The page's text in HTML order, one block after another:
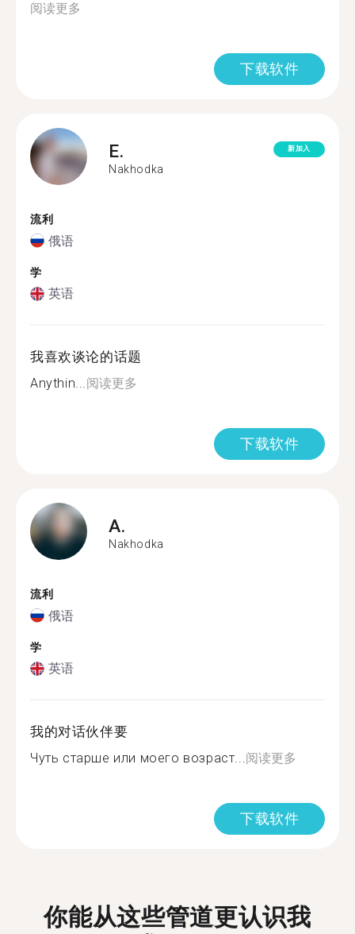
阅读更多
下载软件
E.
Nakhodka
新加入
流利
俄语
学
英语
我喜欢谈论的话题
Anythin...阅读更多
下载软件
A.
Nakhodka
流利
俄语
学
英语
我的对话伙伴要
Чуть старше или моего возраст...阅读更多
下载软件
你能从这些管道更认识我